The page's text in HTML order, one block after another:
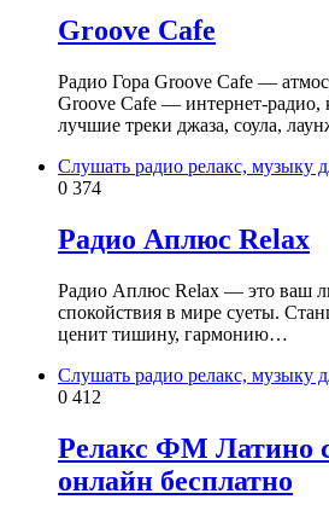
Groove Cafe
Радио Гора Groove Cafe —
Groove Cafe — интернет‑радио,
лучшие треки джаза, соула,
Слушать радио релакс, музыку
0 374
Радио Аплюс Relax
Радио Аплюс Relax — это ваш
спокойствия в мире суеты.
ценит тишину, гармонию…
Слушать радио релакс, музыку
0 412
Релакс ФМ Латино
онлайн бесплатно